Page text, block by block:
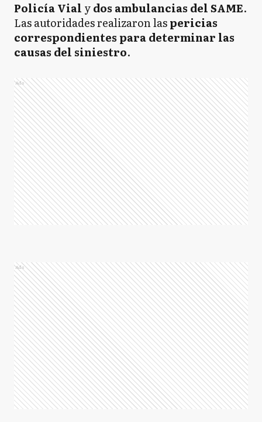
Policía Vial ydos ambulancias del SAME.
Las autoridades realizaron laspericias
correspondientes para determinar las
causas del siniestro.
Ads
Ads